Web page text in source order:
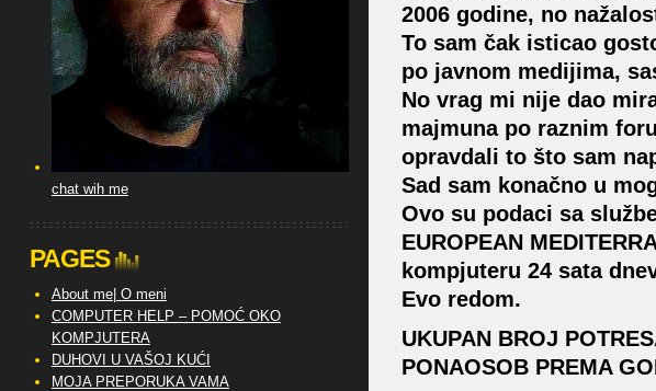
2006 godine, no
To sam čak isticao
po javnom medijima,
No vrag mi nije dao
majmuna po raznim
opravdali to što sam
Sad sam konačno u
Ovo su podaci sa
EUROPEAN
kompjuteru 24 sata
Evo redom.
UKUPAN BROJ
PONAOSOB PREMA
chat wih me
PAGES
About me| O meni
COMPUTER HELP – POMOĆ OKO
KOMPJUTERA
DUHOVI U VAŠOJ KUĆI
MOJA PREPORUKA VAMA